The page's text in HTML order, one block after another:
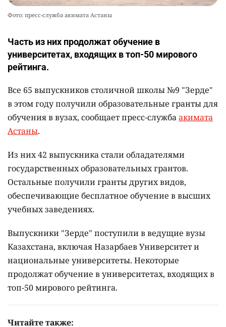
Фото: пресс-служба акимата Астаны
Часть из них продолжат обучение в
университетах, входящих в топ-50 мирового
рейтинга.
Все 65 выпускников столичной школы №9 "Зерде"
в этом году получили образовательные гранты для
обучения в вузах, сообщает пресс-службаакимата
Астаны.
Из них 42 выпускника стали обладателями
государственных образовательных грантов.
Остальные получили гранты других видов,
обеспечивающие бесплатное обучение в высших
учебных заведениях.
Выпускники "Зерде" поступили в ведущие вузы
Казахстана, включая Назарбаев Университет и
национальные университеты. Некоторые
продолжат обучение в университетах, входящих в
топ-50 мирового рейтинга.
Читайте также: